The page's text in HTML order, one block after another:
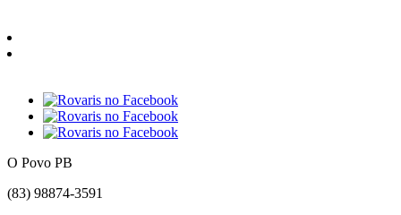
O Povo PB
(83) 98874-3591